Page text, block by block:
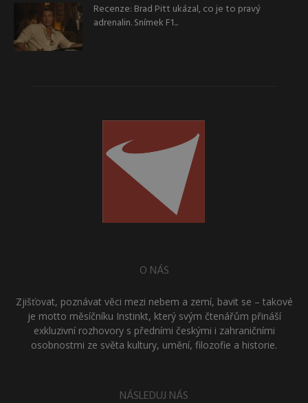
Recenze: Brad Pitt ukázal, co je to pravý
adrenalin. Snímek F1...
O NÁS
Zjišťovat, poznávat věci mezi nebem a zemí, bavit se – takové
je motto měsíčníku Instinkt, který svým čtenářům přináší
exkluzivní rozhovory s předními českými i zahraničními
osobnostmi ze světa kultury, umění, filozofie a historie.
NÁSLEDUJ NÁS